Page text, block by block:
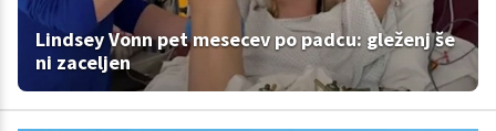
Lindsey Vonn pet mesecev po padcu: gleženj še
ni zaceljen